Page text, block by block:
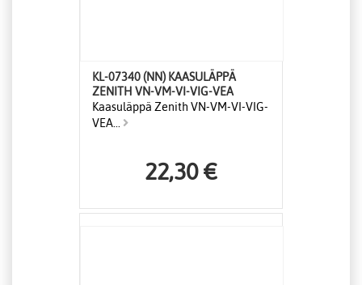
KL-07340 (NN) KAASULÄPPÄ
ZENITH VN-VM-VI-VIG-VEA
Kaasuläppä Zenith VN-VM-VI-VIG-
VEA...
22,30 €